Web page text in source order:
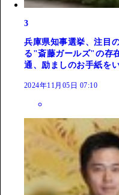
3
兵庫県知事選挙、注目
る"斎藤ガールズ"の存
通、励ましのお手紙を
2024年11月05日 07:10